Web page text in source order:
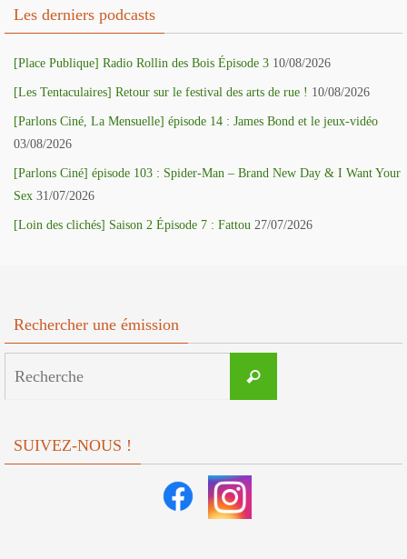
Les derniers podcasts
[Place Publique] Radio Rollin des Bois Épisode 3 10/08/2026
[Les Tentaculaires] Retour sur le festival des arts de rue ! 10/08/2026
[Parlons Ciné, La Mensuelle] épisode 14 : James Bond et le jeux-vidéo
03/08/2026
[Parlons Ciné] épisode 103 : Spider-Man – Brand New Day & I Want Your
Sex 31/07/2026
[Loin des clichés] Saison 2 Épisode 7 : Fattou 27/07/2026
Rechercher une émission
Recherche
SUIVEZ-NOUS !